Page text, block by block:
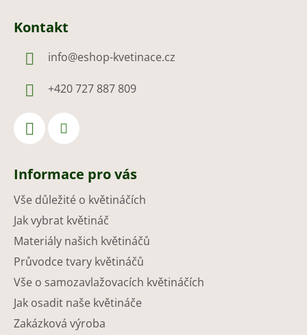
Kontakt
info@eshop-kvetinace.cz
+420 727 887 809
Informace pro vás
Vše důležité o květináčích
Jak vybrat květináč
Materiály našich květináčů
Průvodce tvary květináčů
Vše o samozavlažovacích květináčích
Jak osadit naše květináče
Zakázková výroba